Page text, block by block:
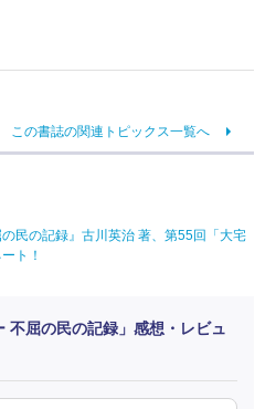
この書誌の関連トピックス一覧へ
民の記録』古川英治 著、第55回「大宅
ト！
不屈の民の記録」感想・レビュ